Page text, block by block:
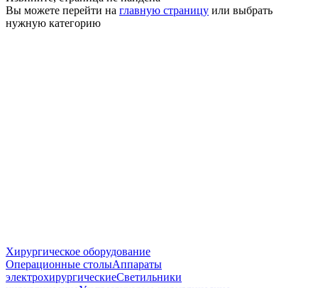
Вы можете перейти на главную страницу или выбрать
нужную категорию
Хирургическое оборудование
Операционные столыАппараты
электрохирургическиеСветильники